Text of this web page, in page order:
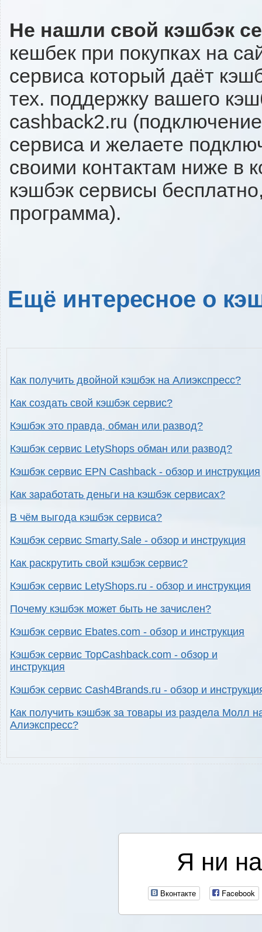
Не нашли свой кэшбэк
кешбек при покупках на
сервиса который даёт
тех. поддержку вашего
cashback2.ru
сервиса и желаете
своими контактам ниже в
кэшбэк сервисы
программа).
Ещё интересное о
Как получить двойной кэшбэк на Алиэкспресс?
Как создать свой кэшбэк сервис?
Кэшбэк это правда, обман или развод?
Кэшбэк сервис LetyShops обман или развод?
Кэшбэк сервис EPN Cashback - обзор и инструкция
Как заработать деньги на кэшбэк сервисах?
В чём выгода кэшбэк сервиса?
Кэшбэк сервис Smarty.Sale - обзор и инструкция
Как раскрутить свой кэшбэк сервис?
Кэшбэк сервис LetyShops.ru - обзор и инструкция
Почему кэшбэк может быть не зачислен?
Кэшбэк сервис Ebates.com - обзор и инструкция
Кэшбэк сервис TopCashback.com - обзор и
инструкция
Кэшбэк сервис Cash4Brands.ru - обзор и
Как получить кэшбэк за товары из раздела Молл
Алиэкспресс?
Я ни
Вконтакте Facebook